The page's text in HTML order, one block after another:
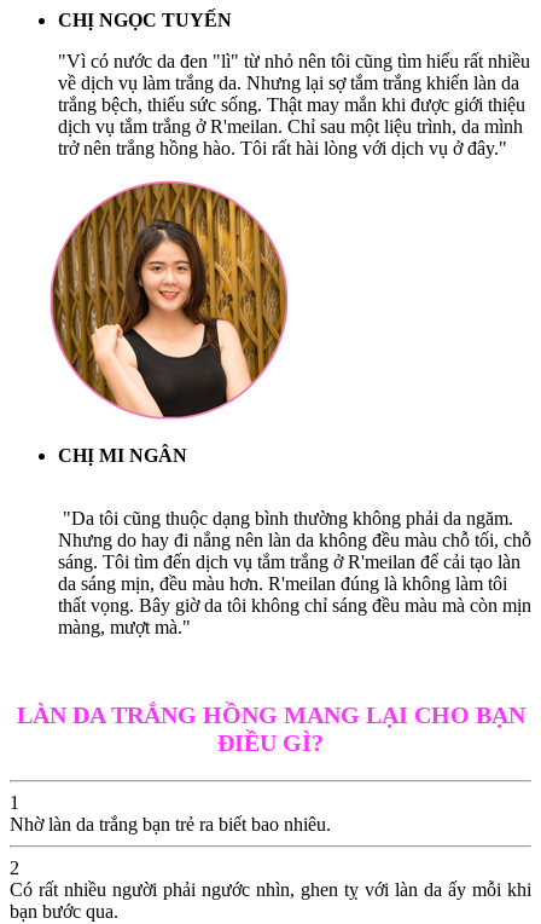
CHỊ NGỌC TUYẾN
"Vì có nước da đen "lì" từ nhỏ nên tôi cũng tìm hiểu rất nhiều
về dịch vụ làm trắng da. Nhưng lại sợ tắm trắng khiến làn da
trắng bệch, thiếu sức sống. Thật may mắn khi được giới thiệu
dịch vụ tắm trắng ở R'meilan. Chỉ sau một liệu trình, da mình
trở nên trắng hồng hào. Tôi rất hài lòng với dịch vụ ở đây."
CHỊ MI NGÂN
"Da tôi cũng thuộc dạng bình thường không phải da ngăm.
Nhưng do hay đi nắng nên làn da không đều màu chỗ tối, chỗ
sáng. Tôi tìm đến dịch vụ tắm trắng ở R'meilan để cải tạo làn
da sáng mịn, đều màu hơn. R'meilan đúng là không làm tôi
thất vọng. Bây giờ da tôi không chỉ sáng đều màu mà còn mịn
màng, mượt mà."
LÀN DA TRẮNG HỒNG MANG LẠI CHO BẠN
ĐIỀU GÌ?
1
Nhờ làn da trắng bạn trẻ ra biết bao nhiêu.
2
Có rất nhiều người phải ngước nhìn, ghen tỵ với làn da ấy mỗi khi
bạn bước qua.